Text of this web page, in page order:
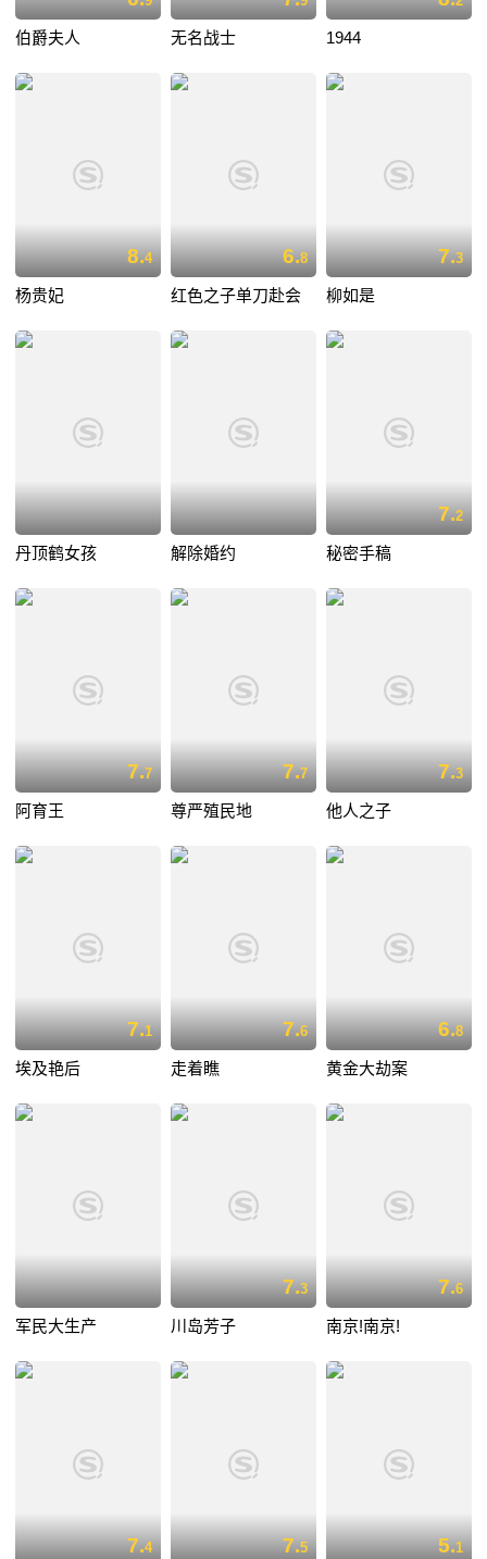
伯爵夫人 无名战士 1944
8.4
杨贵妃
6.8
红色之子单刀赴会
7.3
柳如是
丹顶鹤女孩 解除婚约
7.2
秘密手稿
7.7
阿育王
7.7
尊严殖民地
7.3
他人之子
7.1
埃及艳后
7.6
走着瞧
6.8
黄金大劫案
军民大生产
7.3
川岛芳子
7.6
南京!南京!
7.4 7.5 5.1